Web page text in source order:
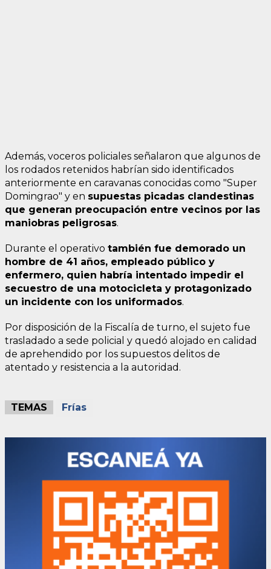
Además, voceros policiales señalaron que algunos de
los rodados retenidos habrían sido identificados
anteriormente en caravanas conocidas como "Super
Domingrao" y en supuestas picadas clandestinas
que generan preocupación entre vecinos por las
maniobras peligrosas.
Durante el operativo también fue demorado un
hombre de 41 años, empleado público y
enfermero, quien habría intentado impedir el
secuestro de una motocicleta y protagonizado
un incidente con los uniformados.
Por disposición de la Fiscalía de turno, el sujeto fue
trasladado a sede policial y quedó alojado en calidad
de aprehendido por los supuestos delitos de
atentado y resistencia a la autoridad.
TEMAS Frías